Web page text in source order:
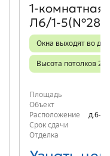
1‑комнатная
Л6/1-5(№281)
Окна выходят во
Высота потолков
Площадь
Объект
Расположение
д.6-6
Срок сдачи
Отделка